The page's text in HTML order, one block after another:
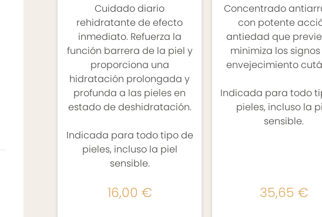
Cuidado diario
rehidratante de efecto
inmediato. Refuerza la
función barrera de la piel y
proporciona una
hidratación prolongada y
profunda a las pieles en
estado de deshidratación.
Indicada para todo tipo de
pieles, incluso la piel
sensible.
16,00 €
Concentrado
con potente
antiedad que
minimiza los
envejecimiento
Indicada para todo
pieles, incluso la
sensible.
35,65 €